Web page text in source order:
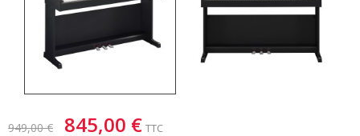
949,00 € 845,00 € TTC